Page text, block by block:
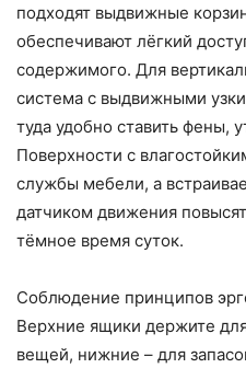
подходят выдвижные
обеспечивают лёгкий
содержимого. Для
система с выдвижными
туда удобно ставить фены,
Поверхности с
службы мебели, а
датчиком движения
тёмное время суток.
Соблюдение принципов
Верхние ящики держите
вещей, нижние – для